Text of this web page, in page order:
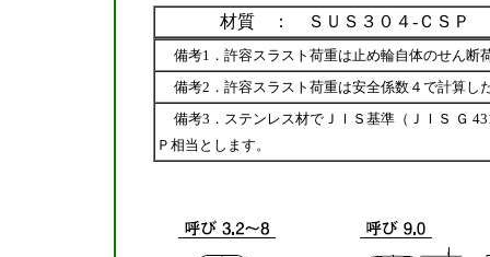
材質 ： ＳＵＳ３０４-ＣＳＰ
備考1．許容スラスト荷重は止め輪自体のせん
備考2．許容スラスト荷重は安全係数４で計算し
備考3．ステンレス材でＪＩＳ基準（ＪＩＳ Ｇ
Ｐ相当とします。